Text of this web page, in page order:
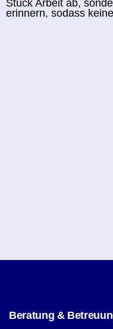
Stück Arbeit ab,
erinnern, sodass
Beratung &